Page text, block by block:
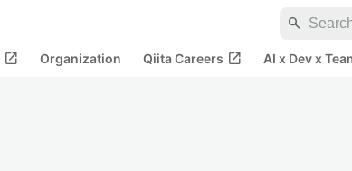
search
open_in_new Organization Qiita Careers open_in_new AI x Dev x